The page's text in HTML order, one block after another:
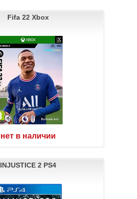
Fifa 22 Xbox
нет в наличии
INJUSTICE 2 PS4